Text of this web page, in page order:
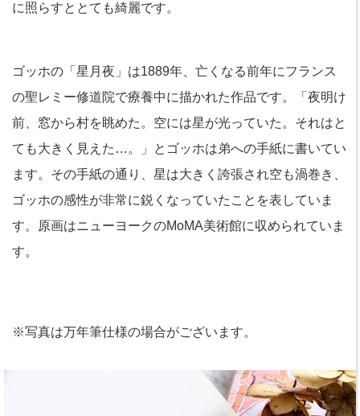
に照らすととても綺麗です。
ゴッホの「星月夜」は1889年、亡くなる前年にフランス
の聖レミー修道院で療養中に描かれた作品です。「夜明け
前、窓から村を眺めた。空には星が光っていた。それはと
ても大きく見えた…。」とゴッホは弟への手紙に書いてい
ます。その手紙の通り、星は大きく誇張され空も渦巻き、
ゴッホの感性が非常に鋭くなっていたことを表していま
す。原画はニューヨークのMoMA美術館に収められていま
す。
※写真は万年筆仕様の場合がございます。